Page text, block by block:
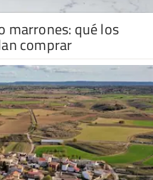
marrones: qué los
comprar